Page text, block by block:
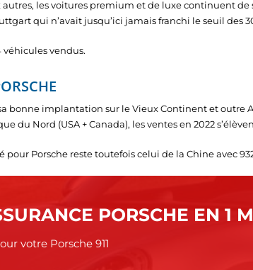
les voitures premium et de luxe continuent de
qui n’avait jusqu’ici jamais franchi le seuil des
véhicules vendus.
bonne implantation sur le Vieux Continent et
du Nord (USA + Canada), les ventes en 2022
Porsche reste toutefois celui de la Chine avec
PORSCHE EN 1
votre Porsche 911